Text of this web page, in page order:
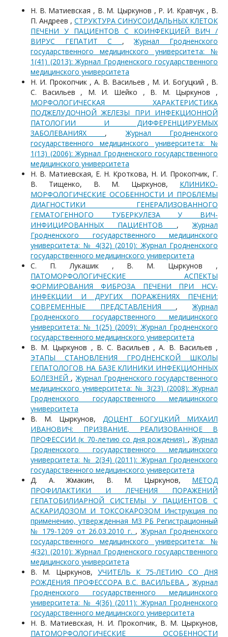
Н. В. Матиевская , В. М. Цыркунов , Р. И. Кравчук , В.
П. Андреев , СТРУКТУРА СИНУСОИДАЛЬНЫХ КЛЕТОК
ПЕЧЕНИ У ПАЦИЕНТОВ С КОИНФЕКЦИЕЙ ВИЧ /
ВИРУС ГЕПАТИТ С ,Журнал Гродненского
государственного медицинского университета: №
1(41) (2013): Журнал Гродненского государственного
медицинского университета
Н. И. Прокопчик , А. В. Васильев , М. И. Богуцкий , В.
С. Васильев , М. И. Шейко , В. М. Цыркунов ,
МОРФОЛОГИЧЕСКАЯ ХАРАКТЕРИСТИКА
ПОДЖЕЛУДОЧНОЙ ЖЕЛЕЗЫ ПРИ ИНФЕКЦИОННОЙ
ПАТОЛОГИИ И ДИФФЕРЕНЦИРУЕМЫХ
ЗАБОЛЕВАНИЯХ ,Журнал Гродненского
государственного медицинского университета: №
1(13) (2006): Журнал Гродненского государственного
медицинского университета
Н. В. Матиевская, Е. Н. Кроткова, Н. И. Прокопчик, Г.
В. Тищенко, В. М. Цыркунов, КЛИНИКО-
МОРФОЛОГИЧЕСКИЕ ОСОБЕННОСТИ И ПРОБЛЕМЫ
ДИАГНОСТИКИ ГЕНЕРАЛИЗОВАННОГО
ГЕМАТОГЕННОГО ТУБЕРКУЛЕЗА У ВИЧ-
ИНФИЦИРОВАННЫХ ПАЦИЕНТОВ ,Журнал
Гродненского государственного медицинского
университета: № 4(32) (2010): Журнал Гродненского
государственного медицинского университета
С. П. Лукашик , В. М. Цыркунов ,
ПАТОМОРФОЛОГИЧЕСКИЕ АСПЕКТЫ
ФОРМИРОВАНИЯ ФИБРОЗА ПЕЧЕНИ ПРИ HCV-
ИНФЕКЦИИ И ДРУГИХ ПОРАЖЕНИЯХ ПЕЧЕНИ:
СОВРЕМЕННЫЕ ПРЕДСТАВЛЕНИЯ ,Журнал
Гродненского государственного медицинского
университета: № 1(25) (2009): Журнал Гродненского
государственного медицинского университета
В. М. Цыркунов , В. С. Васильев , А. В. Васильев ,
ЭТАПЫ СТАНОВЛЕНИЯ ГРОДНЕНСКОЙ ШКОЛЫ
ГЕПАТОЛОГОВ НА БАЗЕ КЛИНИКИ ИНФЕКЦИОННЫХ
БОЛЕЗНЕЙ ,Журнал Гродненского государственного
медицинского университета: № 3(23) (2008): Журнал
Гродненского государственного медицинского
университета
В. М. Цыркунов, ДОЦЕНТ БОГУЦКИЙ МИХАИЛ
ИВАНОВИЧ: ПРИЗВАНИЕ, РЕАЛИЗОВАННОЕ В
ПРОФЕССИИ (к 70-летию со дня рождения) ,Журнал
Гродненского государственного медицинского
университета: № 2(34) (2011): Журнал Гродненского
государственного медицинского университета
Д. А. Жмакин, В. М. Цыркунов, МЕТОД
ПРОФИЛАКТИКИ И ЛЕЧЕНИЯ ПОРАЖЕНИЙ
ГЕПАТОБИЛИАРНОЙ СИСТЕМЫ У ПАЦИЕНТОВ С
АСКАРИДОЗОМ И ТОКСОКАРОЗОМ Инструкция по
применению, утвержденная МЗ РБ Регистрационный
№ 179-1209 от 26.03.2010 г. ,Журнал Гродненского
государственного медицинского университета: №
4(32) (2010): Журнал Гродненского государственного
медицинского университета
В. М. Цыркунов, УЧИТЕЛЬ К 75-ЛЕТИЮ СО ДНЯ
РОЖДЕНИЯ ПРОФЕССОРА В.С. ВАСИЛЬЕВА ,Журнал
Гродненского государственного медицинского
университета: № 4(36) (2011): Журнал Гродненского
государственного медицинского университета
Н. В. Матиевская, Н. И. Прокопчик, В. М. Цыркунов,
ПАТОМОРФОЛОГИЧЕСКИЕ ОСОБЕННОСТИ